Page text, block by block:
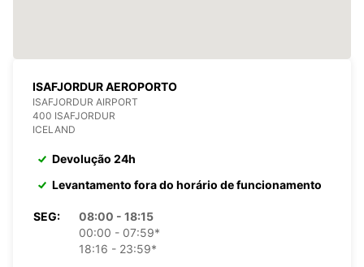
ISAFJORDUR AEROPORTO
ISAFJORDUR AIRPORT
400 ISAFJORDUR
ICELAND
Devolução 24h
Levantamento fora do horário de funcionamento
SEG:
08:00 - 18:15
00:00 - 07:59*
18:16 - 23:59*